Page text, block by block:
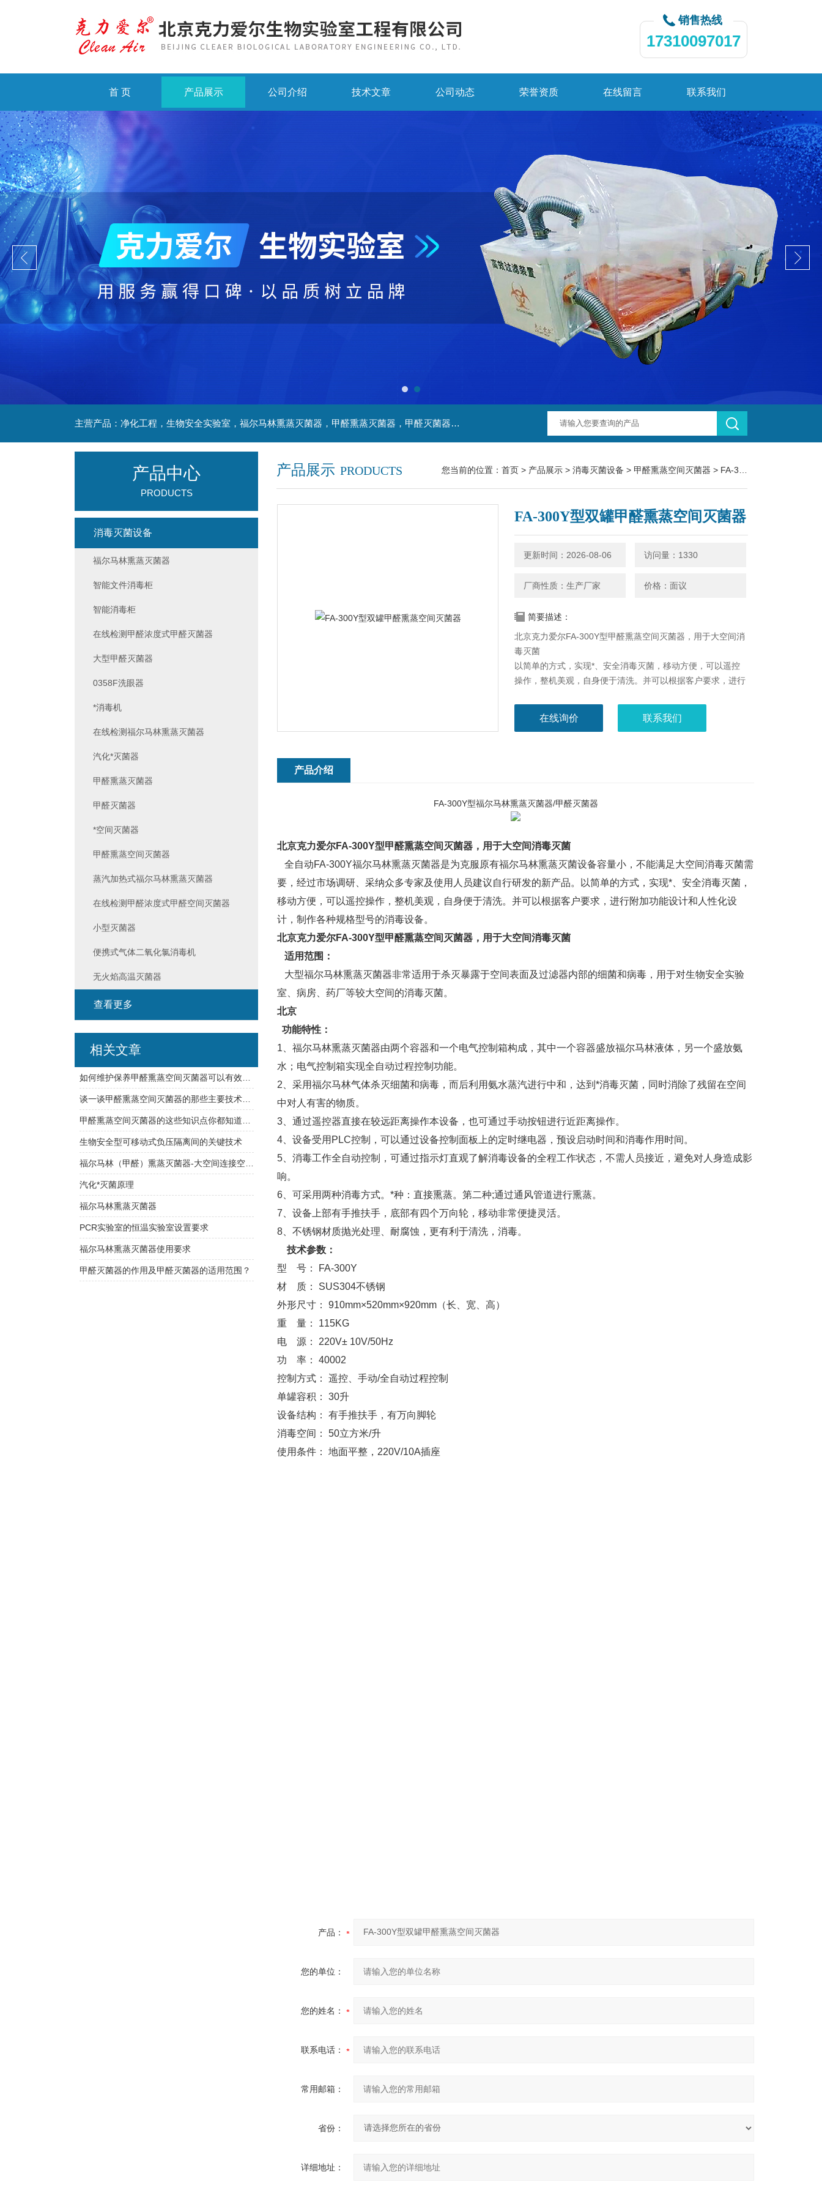
销售热线
17310097017
首 页 产品展示 公司介绍 技术文章 公司动态 荣誉资质 在线留言 联系我们
主营产品：净化工程，生物安全实验室，福尔马林熏蒸灭菌器，甲醛熏蒸灭菌器，甲醛灭菌器，灭菌器，不锈钢家具，不锈钢防爆酒精灯，污水处理系统，无火焰高温灭菌器，净化工程，百级恒温实验室，洁净工程，
产品展示 PRODUCTS 您当前的位置： 首页 > 产品展示 > 消毒灭菌设备 > 甲醛熏蒸空间灭菌器 > FA-300Y型双罐甲醛熏蒸空间灭菌器
FA-300Y型双罐甲醛熏蒸空间灭菌器
更新时间：2026-08-06 访问量：1330
厂商性质：生产厂家 价格：面议
简要描述：
北京克力爱尔FA-300Y型甲醛熏蒸空间灭菌器，用于大空间消
毒灭菌
以简单的方式，实现*、安全消毒灭菌，移动方便，可以遥控
操作，整机美观，自身便于清洗。并可以根据客户要求，进行
在线询价 联系我们
产品介绍
FA-300Y型福尔马林熏蒸灭菌器/甲醛灭菌器
北京克力爱尔FA-300Y型甲醛熏蒸空间灭菌器 ，用于大空间消毒灭菌
全自动FA-300Y福尔马林熏蒸灭菌器是为克服原有福尔马林熏蒸灭菌设备容量小，不能满足大空间消毒灭菌需
要，经过市场调研、采纳众多专家及使用人员建议自行研发的新产品。以简单的方式，实现*、安全消毒灭菌，
移动方便，可以遥控操作，整机美观，自身便于清洗。并可以根据客户要求，进行附加功能设计和人性化设
计，制作各种规格型号的消毒设备。
北京克力爱尔FA-300Y型甲醛熏蒸空间灭菌器 ，用于大空间消毒灭菌
适用范围：
大型福尔马林熏蒸灭菌器非常适用于杀灭暴露于空间表面及过滤器内部的细菌和病毒，用于对生物安全实验
室、病房、药厂等较大空间的消毒灭菌。
北京
功能特性：
1、福尔马林熏蒸灭菌器由两个容器和一个电气控制箱构成，其中一个容器盛放福尔马林液体，另一个盛放氨
水；电气控制箱实现全自动过程控制功能。
2、采用福尔马林气体杀灭细菌和病毒，而后利用氨水蒸汽进行中和，达到*消毒灭菌，同时消除了残留在空间
中对人有害的物质。
3、通过遥控器直接在较远距离操作本设备，也可通过手动按钮进行近距离操作。
4、设备受用PLC控制，可以通过设备控制面板上的定时继电器，预设启动时间和消毒作用时间。
5、消毒工作全自动控制，可通过指示灯直观了解消毒设备的全程工作状态，不需人员接近，避免对人身造成影
响。
6、可采用两种消毒方式。*种：直接熏蒸。第二种;通过通风管道进行熏蒸。
7、设备上部有手推扶手，底部有四个万向轮，移动非常便捷灵活。
8、不锈钢材质抛光处理、耐腐蚀，更有利于清洗，消毒。
技术参数：
型 号： FA-300Y
材 质： SUS304不锈钢
外形尺寸： 910mm×520mm×920mm（长、宽、高）
重 量： 115KG
电 源： 220V± 10V/50Hz
功 率： 40002
控制方式： 遥控、手动/全自动过程控制
单罐容积： 30升
设备结构： 有手推扶手，有万向脚轮
消毒空间： 50立方米/升
使用条件： 地面平整，220V/10A插座
产品：
您的单位：
您的姓名：
联系电话：
常用邮箱：
省份：
详细地址：
产品中心
PRODUCTS
消毒灭菌设备
福尔马林熏蒸灭菌器
智能文件消毒柜
智能消毒柜
在线检测甲醛浓度式甲醛灭菌器
大型甲醛灭菌器
0358F洗眼器
*消毒机
在线检测福尔马林熏蒸灭菌器
汽化*灭菌器
甲醛熏蒸灭菌器
甲醛灭菌器
*空间灭菌器
甲醛熏蒸空间灭菌器
蒸汽加热式福尔马林熏蒸灭菌器
在线检测甲醛浓度式甲醛空间灭菌器
小型灭菌器
便携式气体二氧化氯消毒机
无火焰高温灭菌器
查看更多
相关文章
谈一谈甲醛熏蒸空间灭菌器的那些主要技术特点
生物安全型可移动式负压隔离间的关键技术
福尔马林（甲醛）熏蒸灭菌器-大空间连接空调系统循环消毒灭菌
汽化*灭菌原理
福尔马林熏蒸灭菌器
PCR实验室的恒温实验室设置要求
福尔马林熏蒸灭菌器使用要求
甲醛灭菌器的作用及甲醛灭菌器的适用范围？